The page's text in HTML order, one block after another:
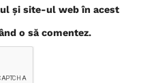
și site-ul web în acest
o să comentez.